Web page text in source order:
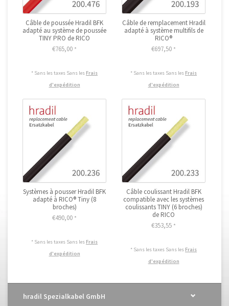
Câble de poussée Hradil BFK
adapté au système de poussée
TINY PRO de RICO
€765,00 *
* Sans les taxes Sans les Frais
d'expédition
Câble de remplacement Hradil
adapté à système multifils de
RICO®
€697,50 *
* Sans les taxes Sans les Frais
d'expédition
Systèmes à pousser Hradil BFK
adapté à RICO® Tiny (8
broches)
€490,00 *
* Sans les taxes Sans les Frais
d'expédition
Câble coulissant Hradil BFK
compatible avec les systèmes
coulissants TINY (6 broches)
de RICO
€353,55 *
* Sans les taxes Sans les Frais
d'expédition
hradil Spezialkabel GmbH